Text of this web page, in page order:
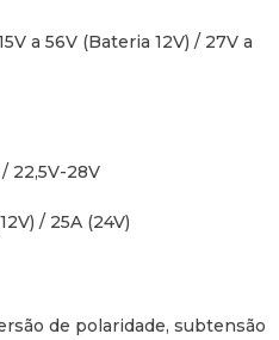
a 56V (Bateria 12V) / 27V a
22,5V-28V
/ 25A (24V)
de polaridade, subtensão